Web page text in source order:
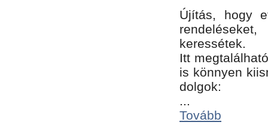
Újítás, hogy
keressétek.
Itt
is könnyen
dolgok:
...
Tovább